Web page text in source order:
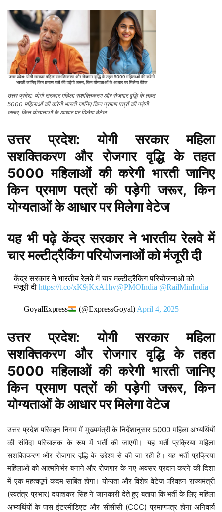
उत्तर प्रदेश: योगी सरकार महिला सशक्तिकरण और रोजगार वृद्धि के तहत
5000 महिलाओं की करेगी भारती जानिए किन प्रमाण पत्रों की पड़ेगी
जरूर, किन योग्यताओं के आधार पर मिलेगा वेटेज
उत्तर प्रदेश: योगी सरकार महिला
सशक्तिकरण और रोजगार वृद्धि के तहत
5000 महिलाओं की करेगी भारती जानिए
किन प्रमाण पत्रों की पड़ेगी जरूर, किन
योग्यताओं के आधार पर मिलेगा वेटेज
यह भी पढ़ेकेंद्र सरकार ने भारतीय रेलवे में
चार मल्टीट्रैकिंग परियोजनाओं को मंजूरी दी
केंद्र सरकार ने भारतीय रेलवे में चार मल्टीट्रैकिंग परियोजनाओं को
मंजूरी दी https://t.co/xK9jKxA1hv@PMOIndia @RailMinIndia
— GoyalExpress (@ExpressGoyal)April 4, 2025
उत्तर प्रदेश: योगी सरकार महिला
सशक्तिकरण और रोजगार वृद्धि के तहत
5000 महिलाओं की करेगी भारती जानिए
किन प्रमाण पत्रों की पड़ेगी जरूर, किन
योग्यताओं के आधार पर मिलेगा वेटेज
उत्तर प्रदेश परिवहन निगम में मुख्यमंत्री के निर्देशानुसार 5000 महिला अभ्यर्थियों
की संविदा परिचालक के रूप में भर्ती की जाएगी। यह भर्ती प्रक्रिया महिला
सशक्तिकरण और रोजगार वृद्धि के उद्देश्य से की जा रही है। यह भर्ती प्रक्रिया
महिलाओं को आत्मनिर्भर बनाने और रोजगार के नए अवसर प्रदान करने की दिशा
में एक महत्वपूर्ण कदम साबित होगा। योग्यता और विशेष वेटेज परिवहन राज्यमंत्री
(स्वतंत्र प्रभार) दयाशंकर सिंह ने जानकारी देते हुए बताया कि भर्ती के लिए महिला
अभ्यर्थियों के पास इंटरमीडिएट और सीसीसी (CCC) प्रमाणपत्र होना अनिवार्य